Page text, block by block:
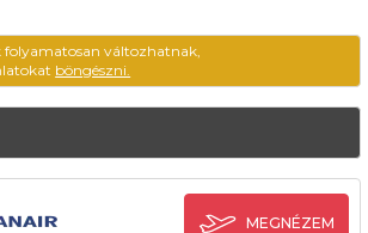
folyamatosan változhatnak,
böngészni.
MEGNÉZEM